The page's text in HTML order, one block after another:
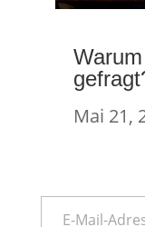
Mai 21,